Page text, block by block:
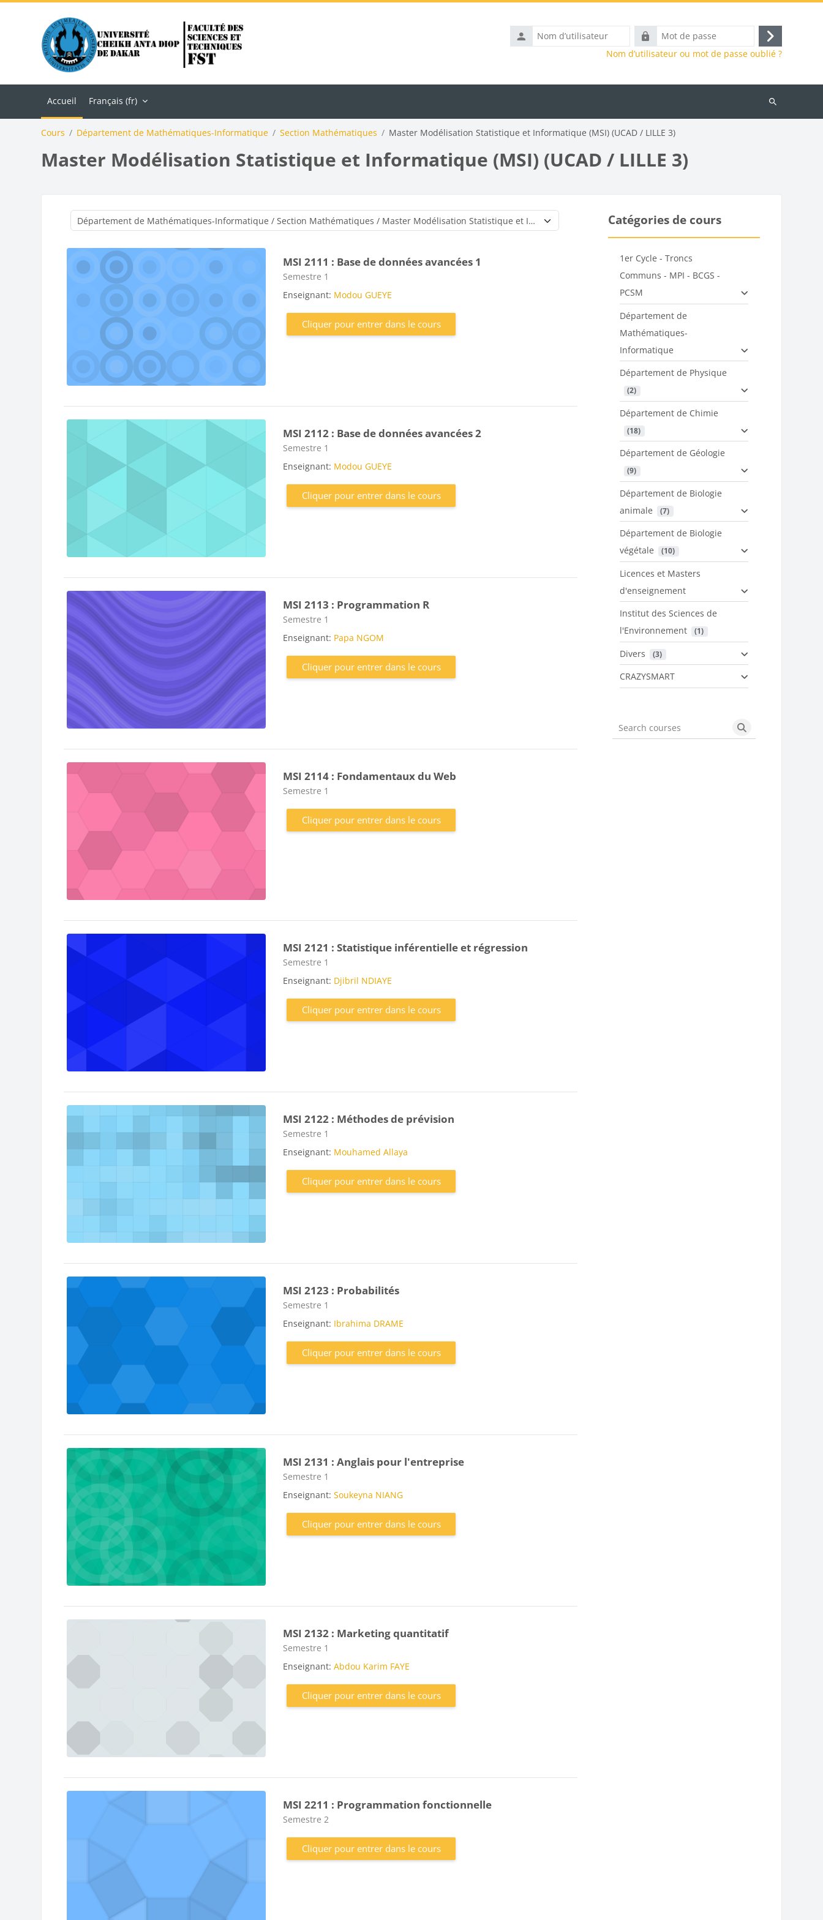
Nom
d’utilisateur
Mot
de
Connexion
Nom d’utilisateur ou mot de passe oublié ?
Accueil Français ‎(fr)‎
Rechercher
Cours Département de Mathématiques-Informatique Section Mathématiques Master Modélisation Statistique et Informatique (MSI) (UCAD / LILLE 3)
Master Modélisation Statistique et Informatique (MSI) (UCAD / LILLE 3)
Catégories de cours
MSI 2111 : Base de données avancées 1
Catégorie de cours
Semestre 1
Enseignant: Modou GUEYE
Cliquer pour entrer dans le cours
MSI 2112 : Base de données avancées 2
Catégorie de cours
Semestre 1
Enseignant: Modou GUEYE
Cliquer pour entrer dans le cours
MSI 2113 : Programmation R
Catégorie de cours
Semestre 1
Enseignant: Papa NGOM
Cliquer pour entrer dans le cours
MSI 2114 : Fondamentaux du Web
Catégorie de cours
Semestre 1
Cliquer pour entrer dans le cours
MSI 2121 : Statistique inférentielle et régression
Catégorie de cours
Semestre 1
Enseignant: Djibril NDIAYE
Cliquer pour entrer dans le cours
MSI 2122 : Méthodes de prévision
Catégorie de cours
Semestre 1
Enseignant: Mouhamed Allaya
Cliquer pour entrer dans le cours
MSI 2123 : Probabilités
Catégorie de cours
Semestre 1
Enseignant: Ibrahima DRAME
Cliquer pour entrer dans le cours
MSI 2131 : Anglais pour l'entreprise
Catégorie de cours
Semestre 1
Enseignant:Soukeyna NIANG
Cliquer pour entrer dans le cours
MSI 2132 : Marketing quantitatif
Catégorie de cours
Semestre 1
Enseignant:Abdou Karim FAYE
Cliquer pour entrer dans le cours
MSI 2211 : Programmation fonctionnelle
Catégorie de cours
Semestre 2
Cliquer pour entrer dans le cours
Catégories de cours
1er Cycle - Troncs
Communs - MPI - BCGS -
PCSM
Département de
Mathématiques-
Informatique
Département de Physique
(2)
Département de Chimie
(18)
Département de Géologie
(9)
Département de Biologie
animale
(7)
Département de Biologie
végétale
(10)
Licences et Masters
d'enseignement
Institut des Sciences de
l'Environnement
(1)
Divers (3)
CRAZYSMART
Search courses Search courses